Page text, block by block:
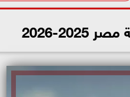
2026